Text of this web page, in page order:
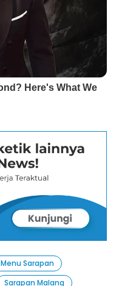
Menu Sarapan
Sarapan Malang